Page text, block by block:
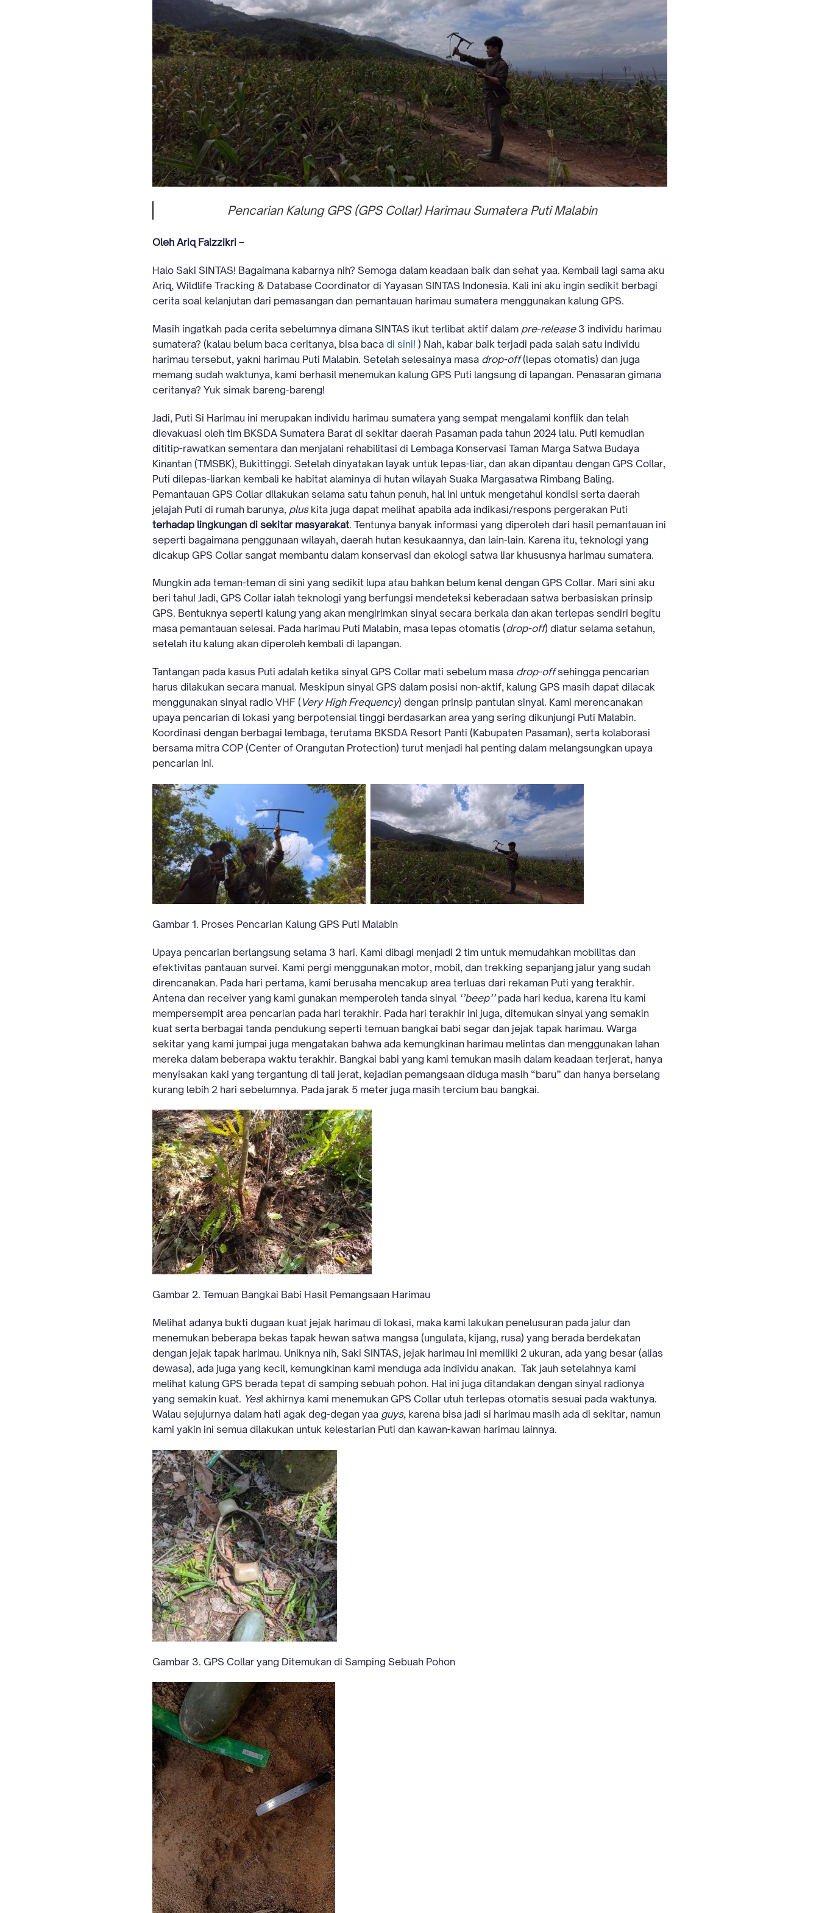
Pencarian Kalung GPS (GPS Collar) Harimau Sumatera Puti Malabin
Oleh Ariq Faizzikri–
Halo Saki SINTAS! Bagaimana kabarnya nih? Semoga dalam keadaan baik dan sehat yaa. Kembali lagi sama aku
Ariq, Wildlife Tracking & Database Coordinator di Yayasan SINTAS Indonesia. Kali ini aku ingin sedikit berbagi
cerita soal kelanjutan dari pemasangan dan pemantauan harimau sumatera menggunakan kalung GPS.
Masih ingatkah pada cerita sebelumnya dimana SINTAS ikut terlibat aktif dalam pre-release3 individu harimau
sumatera? (kalau belum baca ceritanya, bisa baca di sini! ) Nah, kabar baik terjadi pada salah satu individu
harimau tersebut, yakni harimau Puti Malabin. Setelah selesainya masa drop-off(lepas otomatis) dan juga
memang sudah waktunya, kami berhasil menemukan kalung GPS Puti langsung di lapangan. Penasaran gimana
ceritanya? Yuk simak bareng-bareng!
Jadi, Puti Si Harimau ini merupakan individu harimau sumatera yang sempat mengalami konflik dan telah
dievakuasi oleh tim BKSDA Sumatera Barat di sekitar daerah Pasaman pada tahun 2024 lalu. Puti kemudian
dititip-rawatkan sementara dan menjalani rehabilitasi di Lembaga Konservasi Taman Marga Satwa Budaya
Kinantan (TMSBK), Bukittinggi. Setelah dinyatakan layak untuk lepas-liar, dan akan dipantau dengan GPS Collar,
Puti dilepas-liarkan kembali ke habitat alaminya di hutan wilayah Suaka Margasatwa Rimbang Baling.
Pemantauan GPS Collar dilakukan selama satu tahun penuh, hal ini untuk mengetahui kondisi serta daerah
jelajah Puti di rumah barunya, plus kita juga dapat melihat apabila ada indikasi/respons pergerakan Puti
terhadap lingkungan di sekitar masyarakat. Tentunya banyak informasi yang diperoleh dari hasil pemantauan ini
seperti bagaimana penggunaan wilayah, daerah hutan kesukaannya, dan lain-lain. Karena itu, teknologi yang
dicakup GPS Collar sangat membantu dalam konservasi dan ekologi satwa liar khususnya harimau sumatera.
Mungkin ada teman-teman di sini yang sedikit lupa atau bahkan belum kenal dengan GPS Collar. Mari sini aku
beri tahu! Jadi, GPS Collar ialah teknologi yang berfungsi mendeteksi keberadaan satwa berbasiskan prinsip
GPS. Bentuknya seperti kalung yang akan mengirimkan sinyal secara berkala dan akan terlepas sendiri begitu
masa pemantauan selesai. Pada harimau Puti Malabin, masa lepas otomatis (drop-off) diatur selama setahun,
setelah itu kalung akan diperoleh kembali di lapangan.
Tantangan pada kasus Puti adalah ketika sinyal GPS Collar mati sebelum masa drop-offsehingga pencarian
harus dilakukan secara manual. Meskipun sinyal GPS dalam posisi non-aktif, kalung GPS masih dapat dilacak
menggunakan sinyal radio VHF ( Very High Frequency) dengan prinsip pantulan sinyal. Kami merencanakan
upaya pencarian di lokasi yang berpotensial tinggi berdasarkan area yang sering dikunjungi Puti Malabin.
Koordinasi dengan berbagai lembaga, terutama BKSDA Resort Panti (Kabupaten Pasaman), serta kolaborasi
bersama mitra COP (Center of Orangutan Protection) turut menjadi hal penting dalam melangsungkan upaya
pencarian ini.
Gambar 1. Proses Pencarian Kalung GPS Puti Malabin
Upaya pencarian berlangsung selama 3 hari. Kami dibagi menjadi 2 tim untuk memudahkan mobilitas dan
efektivitas pantauan survei. Kami pergi menggunakan motor, mobil, dan trekking sepanjang jalur yang sudah
direncanakan. Pada hari pertama, kami berusaha mencakup area terluas dari rekaman Puti yang terakhir.
Antena dan receiver yang kami gunakan memperoleh tanda sinyal ‘’beep’’pada hari kedua, karena itu kami
mempersempit area pencarian pada hari terakhir. Pada hari terakhir ini juga, ditemukan sinyal yang semakin
kuat serta berbagai tanda pendukung seperti temuan bangkai babi segar dan jejak tapak harimau. Warga
sekitar yang kami jumpai juga mengatakan bahwa ada kemungkinan harimau melintas dan menggunakan lahan
mereka dalam beberapa waktu terakhir. Bangkai babi yang kami temukan masih dalam keadaan terjerat, hanya
menyisakan kaki yang tergantung di tali jerat, kejadian pemangsaan diduga masih “baru” dan hanya berselang
kurang lebih 2 hari sebelumnya. Pada jarak 5 meter juga masih tercium bau bangkai.
Gambar 2. Temuan Bangkai Babi Hasil Pemangsaan Harimau
Melihat adanya bukti dugaan kuat jejak harimau di lokasi, maka kami lakukan penelusuran pada jalur dan
menemukan beberapa bekas tapak hewan satwa mangsa (ungulata, kijang, rusa) yang berada berdekatan
dengan jejak tapak harimau. Uniknya nih, Saki SINTAS, jejak harimau ini memiliki 2 ukuran, ada yang besar (alias
dewasa), ada juga yang kecil, kemungkinan kami menduga ada individu anakan. Tak jauh setelahnya kami
melihat kalung GPS berada tepat di samping sebuah pohon. Hal ini juga ditandakan dengan sinyal radionya
yang semakin kuat. Yes! akhirnya kami menemukan GPS Collar utuh terlepas otomatis sesuai pada waktunya.
Walau sejujurnya dalam hati agak deg-degan yaa guys, karena bisa jadi si harimau masih ada di sekitar, namun
kami yakin ini semua dilakukan untuk kelestarian Puti dan kawan-kawan harimau lainnya.
Gambar 3. GPS Collar yang Ditemukan di Samping Sebuah Pohon